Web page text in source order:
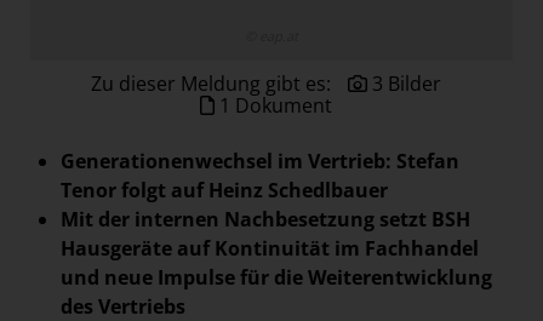
The Companion
The Hoxton
Unibail-Rodamco-Westfield
Vöslauer
Zu dieser Meldung gibt es:
3 Bilder
1 Dokument
Generationenwechsel im Vertrieb: Stefan
Tenor folgt auf Heinz Schedlbauer
Mit der internen Nachbesetzung setzt BSH
Hausgeräte auf Kontinuität im Fachhandel
und neue Impulse für die Weiterentwicklung
des Vertriebs